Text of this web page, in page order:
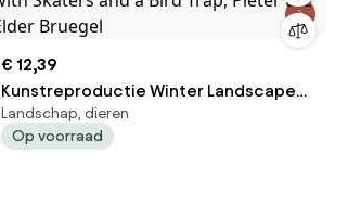
€ 12,39
Kunstreproductie Winter Landscape
with Skaters and a Bird Trap, Pieter the
Elder Bruegel
Landschap, dieren
Op voorraad